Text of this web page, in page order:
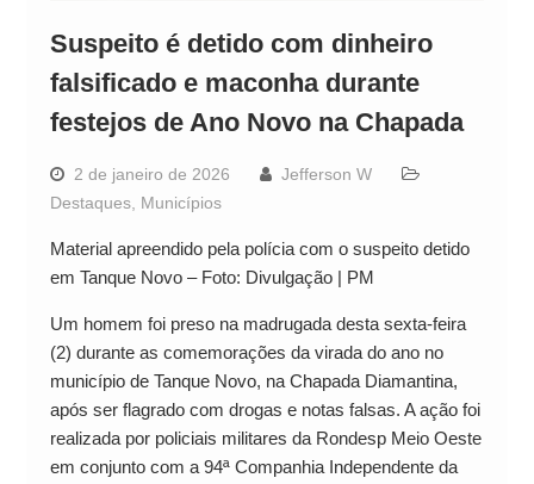
Suspeito é detido com dinheiro
falsificado e maconha durante
festejos de Ano Novo na Chapada
2 de janeiro de 2026
Jefferson W
Destaques, Municípios
Material apreendido pela polícia com o suspeito detido
em Tanque Novo – Foto: Divulgação | PM
Um homem foi preso na madrugada desta sexta-feira
(2) durante as comemorações da virada do ano no
município de Tanque Novo, na Chapada Diamantina,
após ser flagrado com drogas e notas falsas. A ação foi
realizada por policiais militares da Rondesp Meio Oeste
em conjunto com a 94ª Companhia Independente da